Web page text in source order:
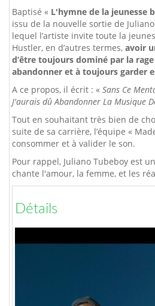
Baptisé « L'hymne de la jeunesse
issu de la nouvelle sortie de
lequel l’artiste invite toute la
Hustler, en d’autres termes, avoir
d’être toujours dominé par la
abandonner et à toujours garder
A ce propos, il écrit : « Sans Ce
J'aurais dû Abandonner La Musique
Tout en souhaitant très bien de
suite de sa carrière, l’équipe «
consommer et à valider le son.
Pour rappel, Juliano Tubeboy est
chante l'amour, la femme, et les
Détails